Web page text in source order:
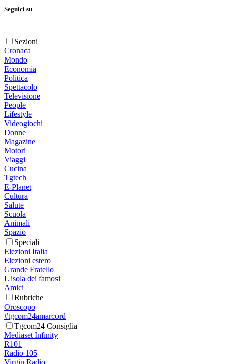
Seguici su
Sezioni
Cronaca
Mondo
Economia
Politica
Spettacolo
Televisione
People
Lifestyle
Videogiochi
Donne
Magazine
Motori
Viaggi
Cucina
Tgtech
E-Planet
Cultura
Salute
Scuola
Animali
Spazio
Speciali
Elezioni Italia
Elezioni estero
Grande Fratello
L'isola dei famosi
Amici
Rubriche
Oroscopo
#tgcom24amarcord
Tgcom24 Consiglia
Mediaset Infinity
R101
Radio 105